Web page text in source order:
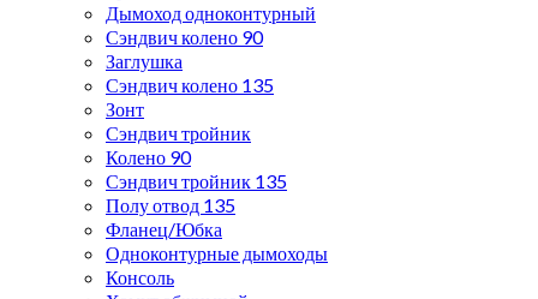
Дымоход одноконтурный
Сэндвич колено 90
Заглушка
Сэндвич колено 135
Зонт
Сэндвич тройник
Колено 90
Сэндвич тройник 135
Полу отвод 135
Фланец/Юбка
Одноконтурные дымоходы
Консоль